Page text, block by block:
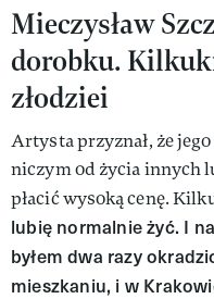
Mieczysław
dorobku.
złodziei
Artysta przyznał, że
niczym od życia innych
płacić wysoką cenę.
lubię normalnie żyć. I
byłem dwa razy
mieszkaniu, i w